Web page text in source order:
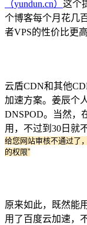
（yundun.cn） 这个
个博客每个月花几
者VPS的性价比更
云盾CDN和其他
加速方案。姜辰个
DNSPOD。当然，
用，不过到30日就
给您网站审核不通过了
的权限”
原来如此，既然能
用了百度云加速，